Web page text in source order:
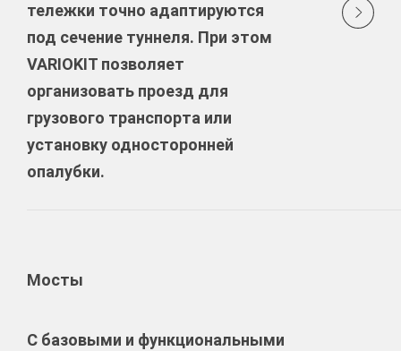
тележки точно адаптируются
под сечение туннеля. При этом
VARIOKIT позволяет
организовать проезд для
грузового транспорта или
установку односторонней
опалубки.
Мосты
C базовыми и функциональными